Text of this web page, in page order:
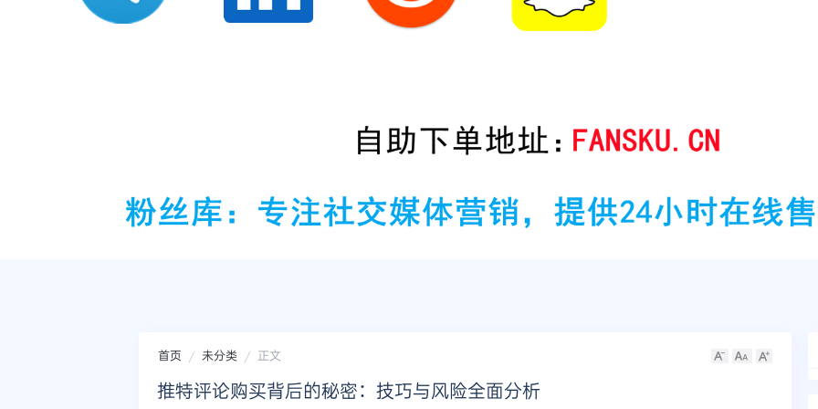
首页 未分类 正文
推特评论购买背后的秘密：技巧与风险全面分析